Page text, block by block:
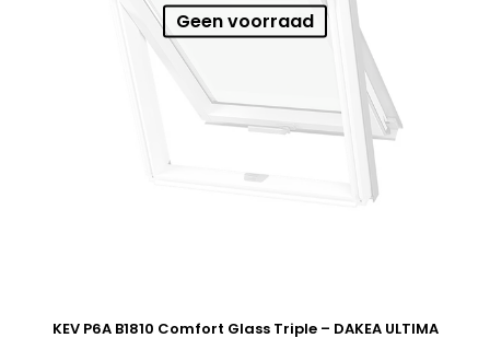
ZIA P6A DAKEA Insectenhor - Grijs (B94xH118)
Dressing
Zolder ,Badkamer
Slaapkamer,
Kantoor
Keuken
Woonkamer
Afmeting dakraam
94 x 118 cm – P6A
SSR P6A DAKEA Rolluik op zonne-energie (B94xH118)
Kantoor,Keuken,Toilet
Geen voorraad
KEV P6A B1810 Comfort Glass Triple – DAKEA ULTIMA